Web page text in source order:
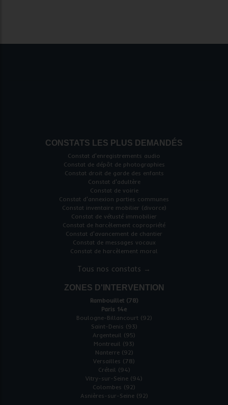
CONSTATS LES PLUS DEMANDÉS
Constat d'enregistrements audio
Constat de dépôt de photographies
Constat droit de garde des enfants
Constat d'adultère
Constat de voirie
Constat d'annexion parties communes
Constat inventaire mobilier (divorce)
Constat de vétusté immobilier
Constat de harcèlement copropriété
Constat d'avancement de chantier
Constat de messages vocaux
Constat de harcèlement moral
Tous nos constats →
ZONES D'INTERVENTION
Rambouillet (78)
Paris 14e
Boulogne-Billancourt (92)
Saint-Denis (93)
Argenteuil (95)
Montreuil (93)
Nanterre (92)
Versailles (78)
Créteil (94)
Vitry-sur-Seine (94)
Colombes (92)
Asnières-sur-Seine (92)